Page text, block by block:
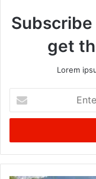
get
Lorem
your
Email